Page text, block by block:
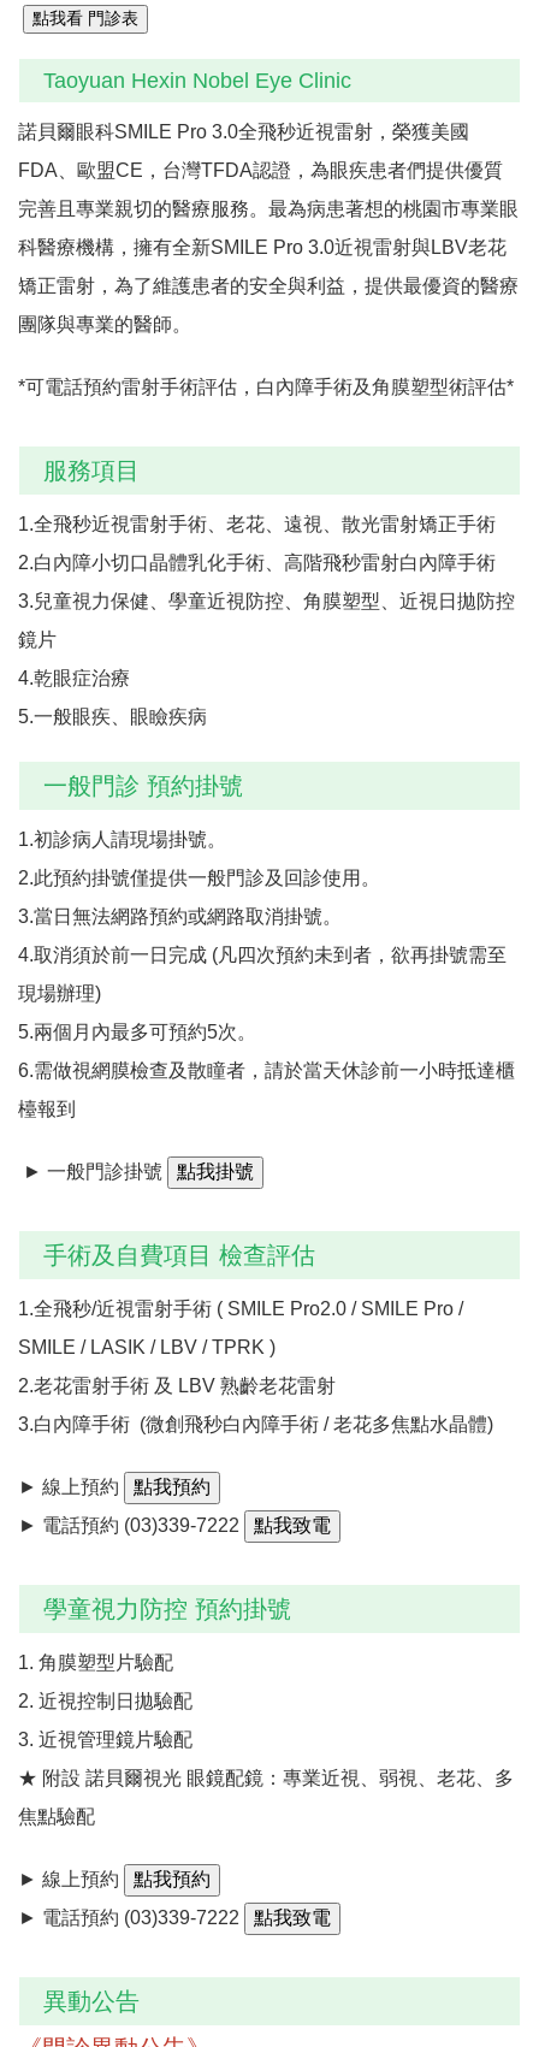
Taoyuan Hexin Nobel Eye Clinic
諾貝爾眼科SMILE Pro 3.0全飛秒近視雷射，榮獲美國
FDA、歐盟CE，台灣TFDA認證，為眼疾患者們提供優質
完善且專業親切的醫療服務。 最為病患著想的桃園市專業眼
科醫療機構，擁有全新SMILE Pro 3.0近視雷射與LBV老花
矯正雷射，為了維護患者的安全與利益，提供最優資的醫療
團隊與專業的醫師。
*可電話預約雷射手術評估，白內障手術及角膜塑型術評估*
服務項目
1.全飛秒近視雷射手術、老花、遠視、散光雷射矯正手術
2.白內障小切口晶體乳化手術、高階飛秒雷射白內障手術
3.兒童視力保健、學童近視防控、角膜塑型、近視日拋防控
鏡片
4.乾眼症治療
5.一般眼疾、眼瞼疾病
一般門診 預約掛號
1.初診病人請現場掛號。
2.此預約掛號僅提供一般門診及回診使用。
3.當日無法網路預約或網路取消掛號。
4.取消須於前一日完成 (凡四次預約未到者，欲再掛號需至
現場辦理)
5.兩個月內最多可預約5次。
6.需做視網膜檢查及散瞳者，請於當天休診前一小時抵達櫃
檯報到
► 一般門診掛號
手術及自費項目 檢查評估
1.全飛秒/近視雷射手術 ( SMILE Pro2.0 / SMILE Pro /
SMILE / LASIK / LBV / TPRK )
2.老花雷射手術 及 LBV 熟齡老花雷射
3.白內障手術 (微創飛秒白內障手術 / 老花多焦點水晶體)
► 線上預約
► 電話預約 (03)339-7222
學童視力防控 預約掛號
1. 角膜塑型片驗配
2. 近視控制日拋驗配
3. 近視管理鏡片驗配
★ 附設 諾貝爾視光 眼鏡配鏡：專業近視、弱視、老花、多
焦點驗配
► 線上預約
► 電話預約 (03)339-7222
異動公告